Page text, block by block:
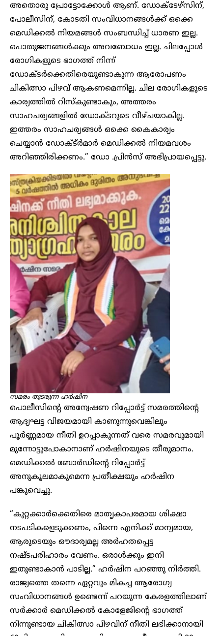
അതൊരു പ്രോട്ടോക്കോൾ ആണ്. ഡോക്ടേഴ്സിന്,
പോലീസിന്, കോടതി സംവിധാനങ്ങൾക്ക് ഒക്കെ
മെഡിക്കൽ നിയമങ്ങൾ സംബന്ധിച്ച് ധാരണ ഇല്ല.
പൊതുജനങ്ങൾക്കും അവബോധം ഇല്ല. ചിലപ്പോൾ
രോഗികളുടെ ഭാഗത്ത് നിന്ന്
ഡോക്ടർക്കെതിരെയുണ്ടാകുന്ന ആരോപണം
ചികിത്സാ പിഴവ് ആകണമെന്നില്ല. ചില രോഗികളുടെ
കാര്യത്തിൽ റിസ്കുണ്ടാകും, അ‌ത്തരം
സാഹചര്യങ്ങളിൽ ഡോക്ടറുടെ വീഴ്ചയാകില്ല.
ഇത്തരം സാഹചര്യങ്ങൾ ഒക്കെ കൈകാര്യം
ചെയ്യാൻ ഡോക്ട്ർമാർ മെഡിക്കൽ നിയമവശം
അറിഞ്ഞിരിക്കണം.” ഡോ .പ്രിൻസ് അഭിപ്രായപ്പെട്ടു.
സമരം തുടരുന്ന ഹർഷിന
പൊലീസിന്റെ അന്വേഷണ റിപ്പോർട്ട് സമരത്തിന്റെ
ആദ്യഘട്ട വിജയമായി കാണുന്നുവെങ്കിലും
പൂർണ്ണമായ നീതി ഉറപ്പാകുന്നത് വരെ സമരവുമായി
മുന്നോട്ടുപോകാനാണ് ഹർഷിനയുടെ തീരുമാനം.
മെഡിക്കൽ ബോർഡിന്റെ റിപ്പോർട്ട്
അനുകൂലമാകുമെന്ന പ്രതീക്ഷയും ഹർഷിന
പങ്കുവെച്ചു.
“കുറ്റക്കാർക്കെതിരെ മാതൃകാപരമായ ശിക്ഷാ
നടപടികളെടുക്കണം, പിന്നെ എനിക്ക് മാന്യമായ,
ആരുടെയും ഔദാര്യമല്ല അർഹതപ്പെട്ട
നഷ്ടപരിഹാരം വേണം. ഒരാൾക്കും ഇനി
ഇതുണ്ടാകാൻ പാടില്ല.” ഹർഷിന പറഞ്ഞു നിർത്തി.
രാജ്യത്തെ തന്നെ ഏറ്റവും മികച്ച ആരോഗ്യ
സംവിധാനങ്ങൾ ഉണ്ടെന്ന് പറയുന്ന കേരളത്തി‌ലാണ്
സർക്കാർ മെഡിക്കൽ കോളേജിന്റെ ഭാഗത്ത്
നിന്നുണ്ടായ ചികിത്സാ പിഴവിന് നീതി ലഭിക്കാനായി